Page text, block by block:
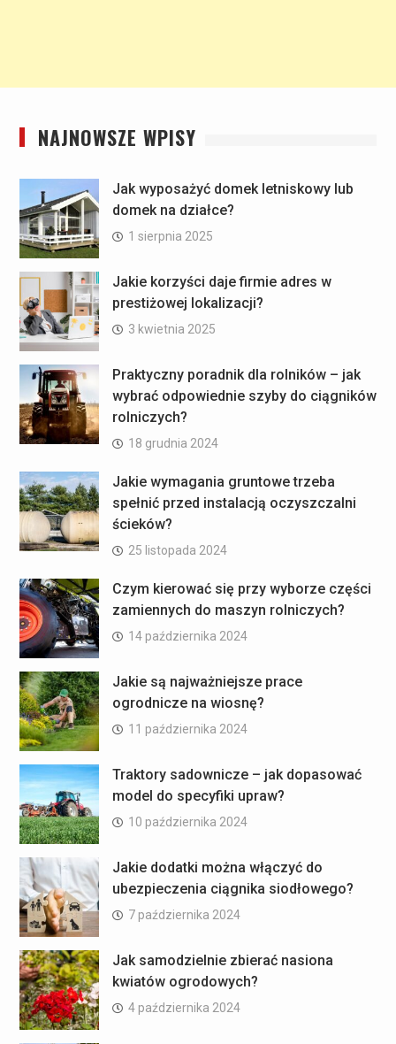
NAJNOWSZE WPISY
Jak wyposażyć domek letniskowy lub
domek na działce?
1 sierpnia 2025
Jakie korzyści daje firmie adres w
prestiżowej lokalizacji?
3 kwietnia 2025
Praktyczny poradnik dla rolników – jak
wybrać odpowiednie szyby do ciągników
rolniczych?
18 grudnia 2024
Jakie wymagania gruntowe trzeba
spełnić przed instalacją oczyszczalni
ścieków?
25 listopada 2024
Czym kierować się przy wyborze części
zamiennych do maszyn rolniczych?
14 października 2024
Jakie są najważniejsze prace
ogrodnicze na wiosnę?
11 października 2024
Traktory sadownicze – jak dopasować
model do specyfiki upraw?
10 października 2024
Jakie dodatki można włączyć do
ubezpieczenia ciągnika siodłowego?
7 października 2024
Jak samodzielnie zbierać nasiona
kwiatów ogrodowych?
4 października 2024